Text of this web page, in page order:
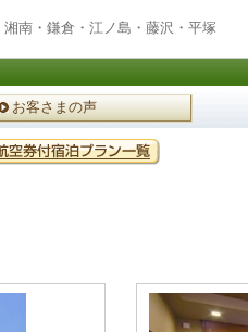
湘南・鎌倉・江ノ島・藤沢・平塚
お客さまの声